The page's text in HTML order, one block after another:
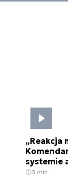
„Reakcja
systemie
3 min.